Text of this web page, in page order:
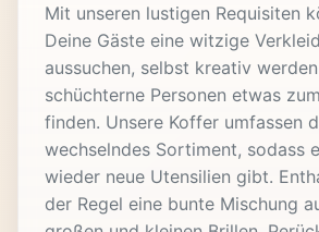
Mit unseren lustigen Requisiten
Deine Gäste eine witzige
aussuchen, selbst kreativ
schüchterne Personen etwas
finden. Unsere Koffer umfassen
wechselndes Sortiment, sodass
wieder neue Utensilien gibt.
der Regel eine bunte Mischung